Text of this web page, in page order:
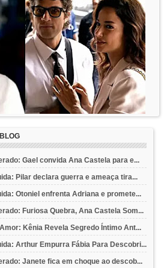
Gael convida Ana Castela para e...
Pilar declara guerra e ameaça tira...
Otoniel enfrenta Adriana e promete...
Furiosa Quebra, Ana Castela Som...
Kênia Revela Segredo Íntimo Ant...
Arthur Empurra Fábia Para Descobri...
Janete fica em choque ao descob...